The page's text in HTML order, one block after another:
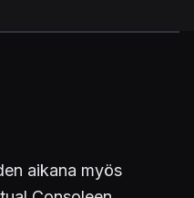
aikana myös